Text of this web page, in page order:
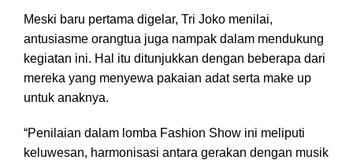
Meski baru pertama digelar, Tri Joko menilai,
antusiasme orangtua juga nampak dalam mendukung
kegiatan ini. Hal itu ditunjukkan dengan beberapa dari
mereka yang menyewa pakaian adat serta make up
untuk anaknya.
“Penilaian dalam lomba Fashion Show ini meliputi
keluwesan, harmonisasi antara gerakan dengan musik